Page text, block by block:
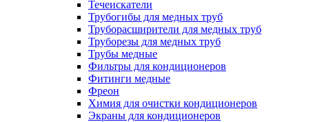
Течеискатели
Трубогибы для медных труб
Труборасширители для медных труб
Труборезы для медных труб
Трубы медные
Фильтры для кондиционеров
Фитинги медные
Фреон
Химия для очистки кондиционеров
Экраны для кондиционеров